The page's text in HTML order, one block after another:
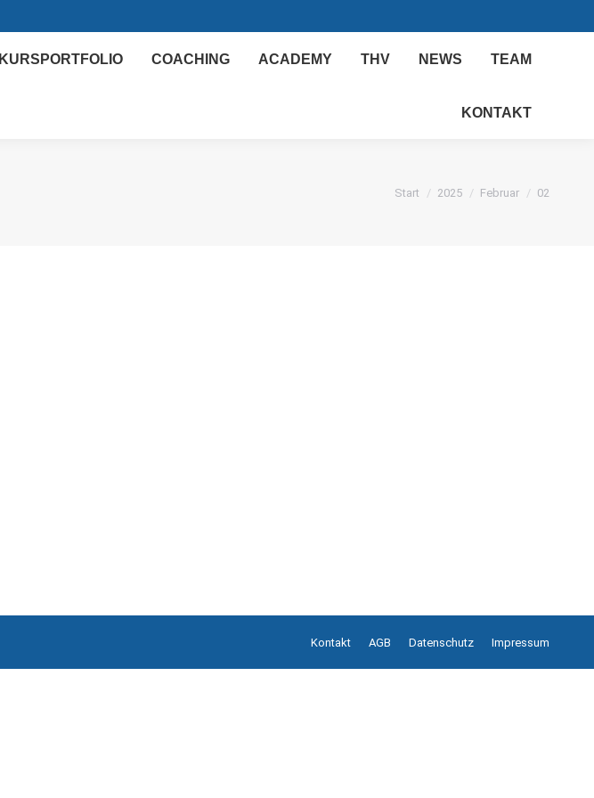
KURSPORTFOLIO COACHING ACADEMY THV NEWS TEAM
KONTAKT
Sie befinden sich hier:
Start 2025 Februar 02
Kontakt AGB Datenschutz Impressum